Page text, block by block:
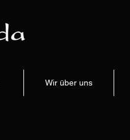
Wir über uns